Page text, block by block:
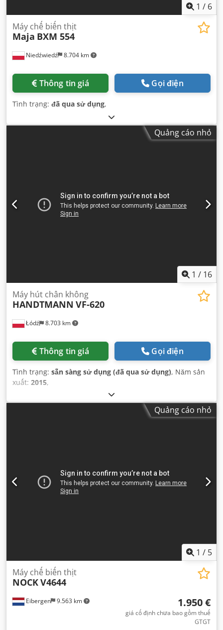
1 / 6
Niedźwiedź 8.704 km
Máy chế biến thịt
Maja BXM 554
Thông tin giá Gọi điện
Tình trạng: đã qua sử dụng,
Quảng cáo nhỏ
1 / 16
Łódź 8.703 km
Máy hút chân không
HANDTMANN VF-620
Thông tin giá Gọi điện
Tình trạng: sẵn sàng sử dụng (đã qua sử dụng), Năm sản
xuất: 2015,
Quảng cáo nhỏ
1 / 5
Eibergen 9.563 km
Máy chế biến thịt
NOCKV4644
1.950 €
giá cố định chưa bao gồm thuế
GTGT